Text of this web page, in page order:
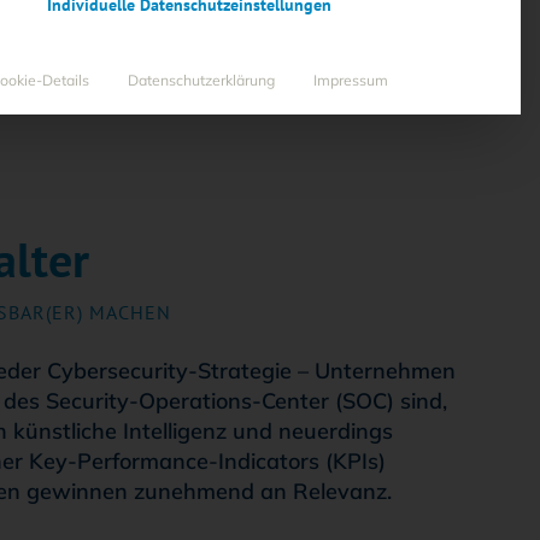
MACHEN
Cybersecurity-Strategie – Unternehmen
Security-Operations-Center (SOC) sind,
künstliche Intelligenz und neuerdings
Key-Performance-Indicators (KPIs)
gewinnen zunehmend an Relevanz.
Details Datenschutzerklärung Impressum